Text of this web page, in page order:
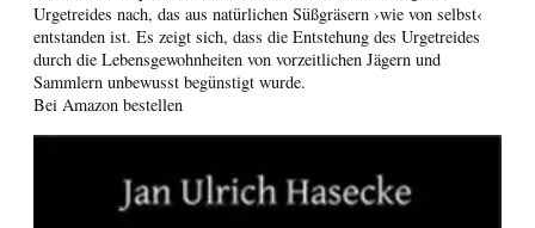
Urgetreides nach, das aus natürlichen Süßgräsern ›wie von selbst‹
entstanden ist. Es zeigt sich, dass die Entstehung des Urgetreides
durch die Lebensgewohnheiten von vorzeitlichen Jägern und
Sammlern unbewusst begünstigt wurde.
Bei Amazon bestellen